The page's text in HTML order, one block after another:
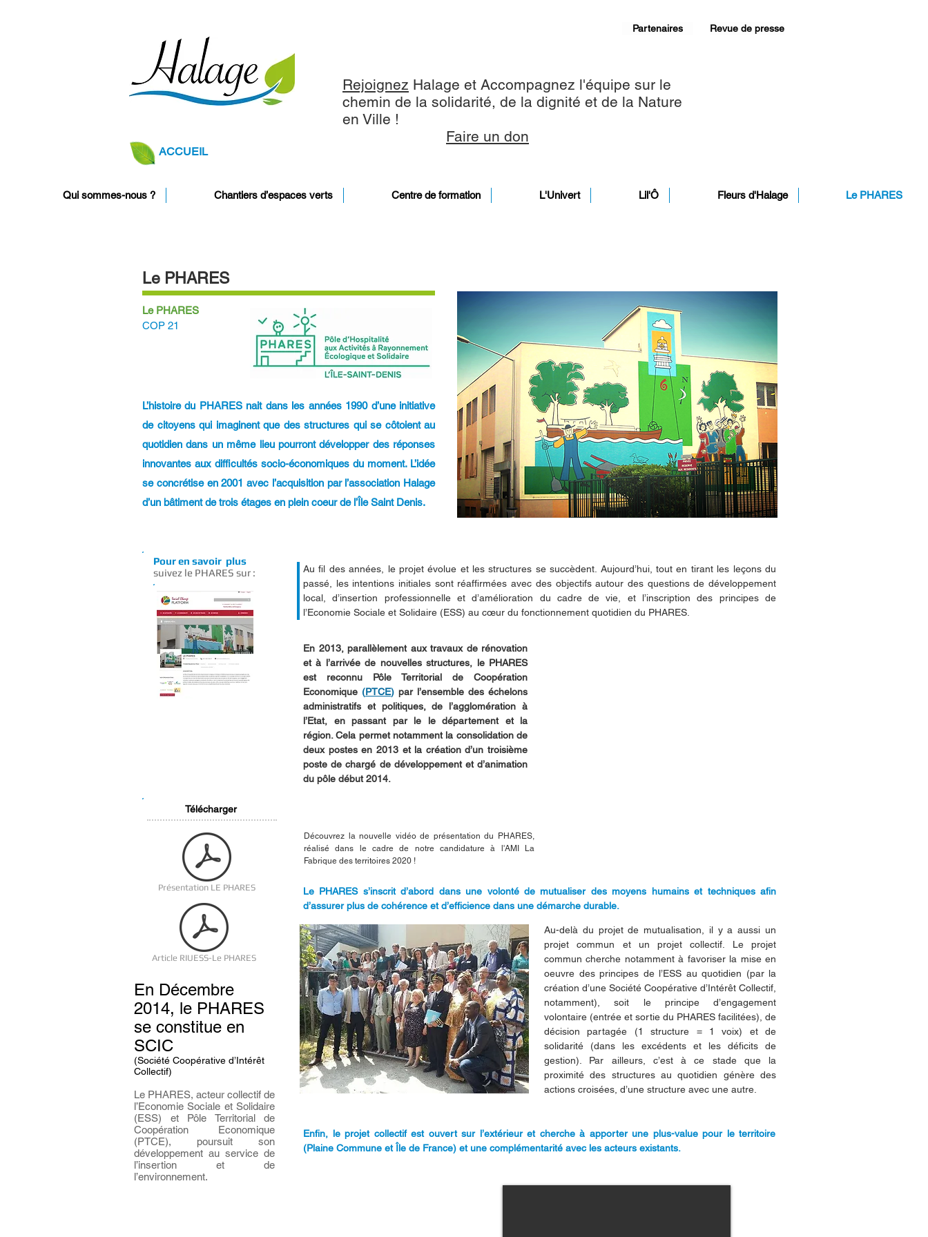
ACCUEIL
Partenaires Revue de presse
Rejoignez Halage et Accompagnez l'équipe sur le
chemin de la solidarité, de la dignité et de la Nature
en Ville !
Faire un don
Le PHARES
Le PHARES
COP 21
L’histoire du PHARES nait dans les années 1990 d’une initiative
de citoyens qui imaginent que des structures qui se côtoient au
quotidien dans un même lieu pourront développer des réponses
innovantes aux difficultés socio-économiques du moment. L’idée
se concrétise en 2001 avec l’acquisition par l’association Halage
d’un bâtiment de trois étages en plein coeur de l’Île Saint Denis.
Pour en savoir plus
suivez le PHARES sur :
Télécharger
Présentation LE PHARES
Article RIUESS-Le PHARES
En Décembre
2014, le PHARES
se constitue en
SCIC
(Société Coopérative d’Intérêt
Collectif)
Le PHARES, acteur collectif de
l’Economie Sociale et Solidaire
(ESS) et Pôle Territorial de
Coopération Economique
(PTCE), poursuit son
développement au service de
l’insertion et de
l’environnement.
Au fil des années, le projet évolue et les structures se succèdent. Aujourd’hui, tout en tirant les leçons du
passé, les intentions initiales sont réaffirmées avec des objectifs autour des questions de développement
local, d’insertion professionnelle et d’amélioration du cadre de vie, et l’inscription des principes de
l’Economie Sociale et Solidaire (ESS) au cœur du fonctionnement quotidien du PHARES.
En 2013, parallèlement aux travaux de rénovation
et à l’arrivée de nouvelles structures, le PHARES
est reconnu Pôle Territorial de Coopération
Economique (PTCE) par l’ensemble des échelons
administratifs et politiques, de l’agglomération à
l’Etat, en passant par le le département et la
région. Cela permet notamment la consolidation de
deux postes en 2013 et la création d’un troisième
poste de chargé de développement et d’animation
du pôle début 2014.
Découvrez la nouvelle vidéo de présentation du PHARES,
réalisé dans le cadre de notre candidature à l'AMI La
Fabrique des territoires 2020 !
Le PHARES s’inscrit d’abord dans une volonté de mutualiser des moyens humains et techniques afin
d’assurer plus de cohérence et d’efficience dans une démarche durable.
Au-delà du projet de mutualisation, il y a aussi un
projet commun et un projet collectif. Le projet
commun cherche notamment à favoriser la mise en
oeuvre des principes de l’ESS au quotidien (par la
création d’une Société Coopérative d’Intérêt Collectif,
notamment), soit le principe d’engagement
volontaire (entrée et sortie du PHARES facilitées), de
décision partagée (1 structure = 1 voix) et de
solidarité (dans les excédents et les déficits de
gestion). Par ailleurs, c’est à ce stade que la
proximité des structures au quotidien génère des
actions croisées, d’une structure avec une autre.
Enfin, le projet collectif est ouvert sur l’extérieur et cherche à apporter une plus-value pour le territoire
(Plaine Commune et Île de France) et une complémentarité avec les acteurs existants.
Qui sommes-nous ? Chantiers d’espaces verts Centre de formation L'Univert Lil'Ô Fleurs d'Halage Le PHARES